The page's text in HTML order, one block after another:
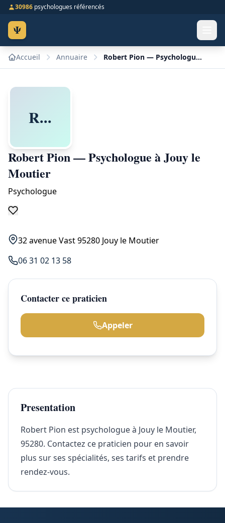
30986 psychologues référencés
Ψ
Accueil Annuaire Robert Pion — Psychologue à Jouy le Moutier
R...
Robert Pion — Psychologue à Jouy le
Moutier
Psychologue
32 avenue Vast 95280 Jouy le Moutier
06 31 02 13 58
Contacter ce praticien
Appeler
Presentation
Robert Pion est psychologue à Jouy le Moutier,
95280. Contactez ce praticien pour en savoir
plus sur ses spécialités, ses tarifs et prendre
rendez-vous.